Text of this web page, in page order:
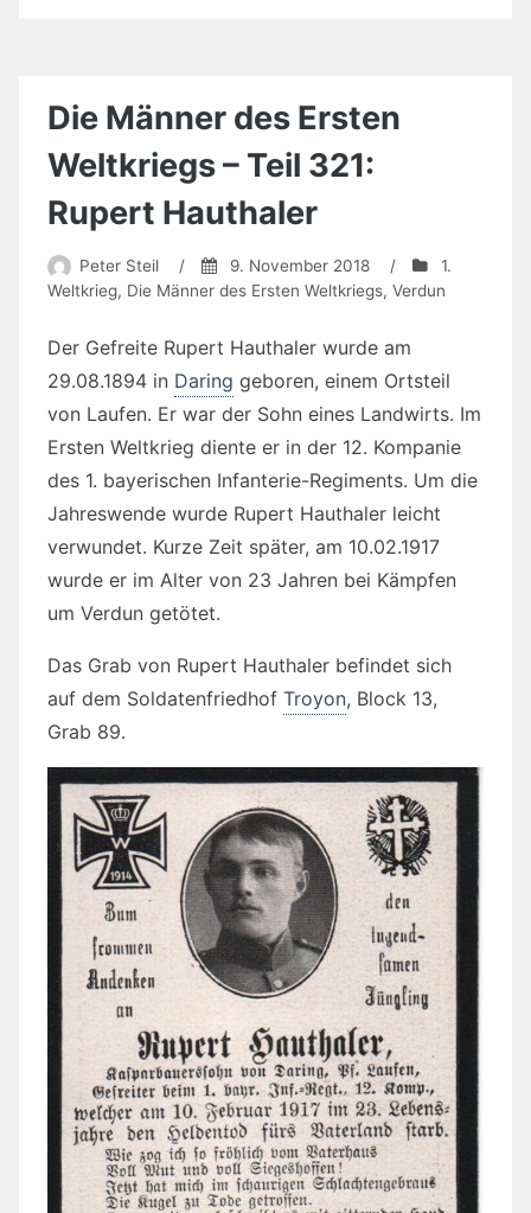
Die Männer des Ersten
Weltkriegs – Teil 321:
Rupert Hauthaler
Peter Steil / 9. November 2018 /
1.
Weltkrieg, Die Männer des Ersten Weltkriegs, Verdun
Der Gefreite Rupert Hauthaler wurde am
29.08.1894 in Daring geboren, einem Ortsteil
von Laufen. Er war der Sohn eines Landwirts. Im
Ersten Weltkrieg diente er in der 12. Kompanie
des 1. bayerischen Infanterie-Regiments. Um die
Jahreswende wurde Rupert Hauthaler leicht
verwundet. Kurze Zeit später, am 10.02.1917
wurde er im Alter von 23 Jahren bei Kämpfen
um Verdun getötet.
Das Grab von Rupert Hauthaler befindet sich
auf dem Soldatenfriedhof Troyon, Block 13,
Grab 89.